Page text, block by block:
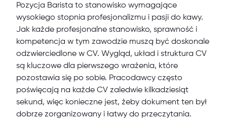
Pozycja Barista to stanowisko wymagające
wysokiego stopnia profesjonalizmu i pasji do kawy.
Jak każde profesjonalne stanowisko, sprawność i
kompetencja w tym zawodzie muszą być doskonale
odzwierciedlone w CV. Wygląd, układ i struktura CV
są kluczowe dla pierwszego wrażenia, które
pozostawia się po sobie. Pracodawcy często
poświęcają na każde CV zaledwie kilkadziesiąt
sekund, więc konieczne jest, żeby dokument ten był
dobrze zorganizowany i łatwy do przeczytania.